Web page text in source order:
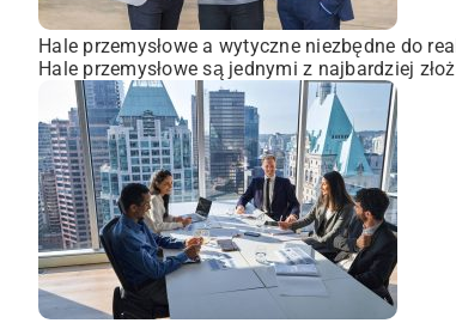
Hale przemysłowe a wytyczne niezbędne do
Hale przemysłowe są jednymi z najbardziej